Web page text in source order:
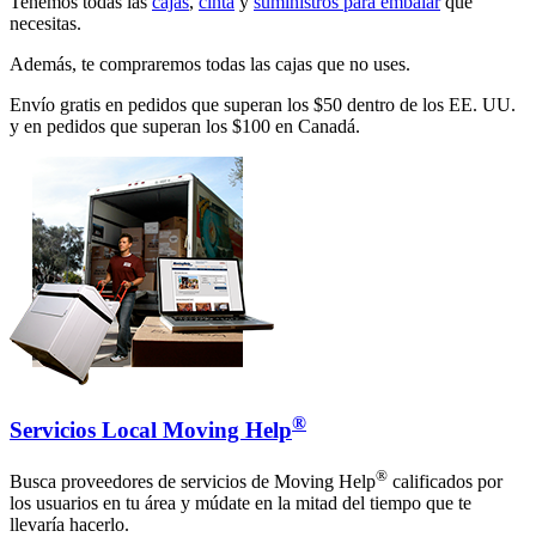
necesitas.
Además, te compraremos todas las cajas que no uses.
Envío gratis en pedidos que superan los $50 dentro de los EE. UU.
y en pedidos que superan los $100 en Canadá.
Servicios Local Moving Help®
Busca proveedores de servicios de Moving Help® calificados por
los usuarios en tu área y múdate en la mitad del tiempo que te
llevaría hacerlo.